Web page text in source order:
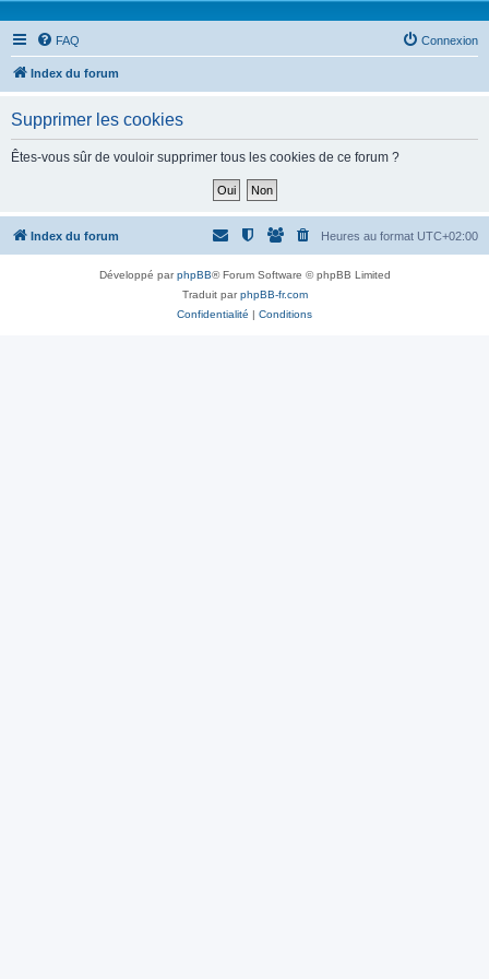
FAQ Connexion
Index du forum
Supprimer les cookies
Êtes-vous sûr de vouloir supprimer tous les cookies de ce forum ?
Index du forum Heures au format UTC+02:00
Développé parphpBB® Forum Software © phpBB Limited
Traduit parphpBB-fr.com
Confidentialité | Conditions